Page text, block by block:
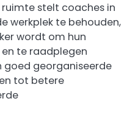
stelt coaches in
werkplek te behouden,
wordt om hun
te raadplegen
goed georganiseerde
tot betere